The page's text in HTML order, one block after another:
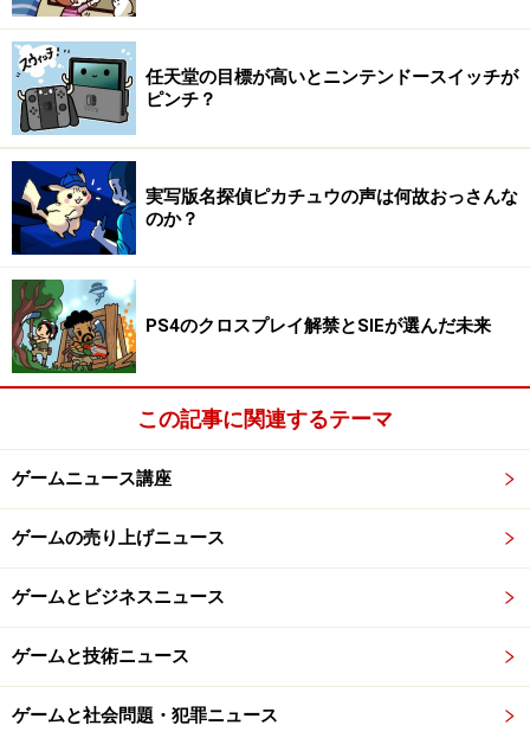
や人差し指でボタンをポチポチと押すだけの遊びです。
ゲームを遊ばない人がその様子を見て、何時間もただ座
ってポチポチやっているのが面白いなんて意味が分から
ないと言ったとしても、それは当然のことかもしれませ
ん。
しかし、ゲームユーザーの頭の中では、そのただボタン
を押すだけの行為が、驚くべき広がりを持っているので
す。コントローラーについた小さなボタンは、プレイヤ
ーキャラクターが巨大なハンマーを振り回す時にはグン
と重くなり、小刀で連続攻撃をしかけるならばスッと軽
くなります。本当に重たくなったり軽くなったりするわ
けはありませんが、しかし感覚的には確かに、重さが変
わります。バズーカを撃てば反動を感じ、柔らかいもの
を殴れば手応えはなく、異議ありと叫べばボタンを押し
しているかのような気持ちにすらさせます。よくできた
ゲームというものは、お話が面白いとか、システムが凝
面や音でどんな反応を表現するかによって、プレイヤー
の想像力を刺激して、ゲームの世界にひきこんでくれる
ものです。
任天堂の目標が高いとニンテンドースイッチが
ピンチ？
実写版名探偵ピカチュウの声は何故おっさんな
のか？
PS4のクロスプレイ解禁とSIEが選んだ未来
この記事に関連するテーマ
ゲームニュース講座
ゲームの売り上げニュース
ゲームとビジネスニュース
ゲームと技術ニュース
ゲームと社会問題・犯罪ニュース